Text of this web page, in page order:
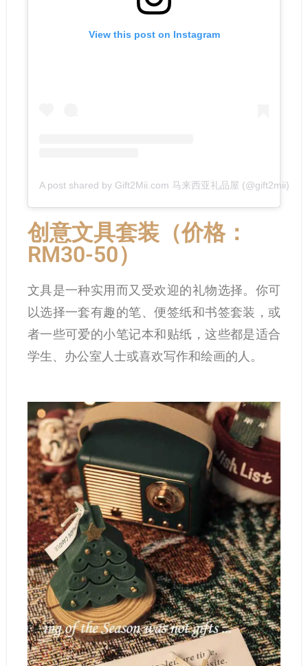
View this post on Instagram
A post shared by Gift2Mii.com 马来西亚礼品屋 (@gift2mii)
创意文具套装（价格：
RM30-50）
文具是一种实用而又受欢迎的礼物选择。你可
以选择一套有趣的笔、便签纸和书签套装，或
者一些可爱的小笔记本和贴纸，这些都是适合
学生、办公室人士或喜欢写作和绘画的人。